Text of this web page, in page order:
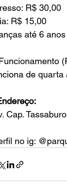
R$ 30,00
R$ 15,00
até 6
de quarta
Cap.
no ig: